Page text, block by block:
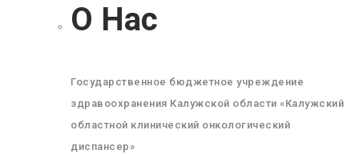
О Нас
Государственное бюджетное учреждение
здравоохранения Калужской области «Калужский
областной клинический онкологический
диспансер»